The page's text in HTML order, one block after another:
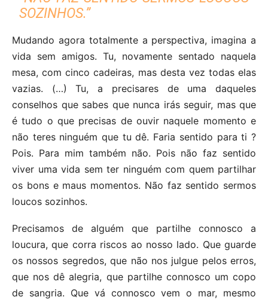
SOZINHOS.”
Mudando agora totalmente a perspectiva, imagina a
vida sem amigos. Tu, novamente sentado naquela
mesa, com cinco cadeiras, mas desta vez todas elas
vazias. (…) Tu, a precisares de uma daqueles
conselhos que sabes que nunca irás seguir, mas que
é tudo o que precisas de ouvir naquele momento e
não teres ninguém que tu dê. Faria sentido para ti ?
Pois. Para mim também não. Pois não faz sentido
viver uma vida sem ter ninguém com quem partilhar
os bons e maus momentos. Não faz sentido sermos
loucos sozinhos.
Precisamos de alguém que partilhe connosco a
loucura, que corra riscos ao nosso lado. Que guarde
os nossos segredos, que não nos julgue pelos erros,
que nos dê alegria, que partilhe connosco um copo
de sangria. Que vá connosco vem o mar, mesmo